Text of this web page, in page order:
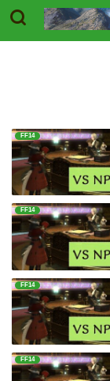
FF14
FF14
FF14
FF14